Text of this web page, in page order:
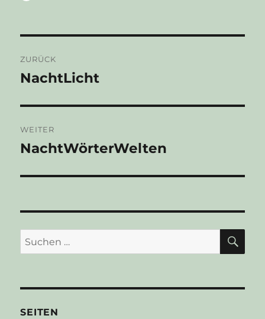
ZURÜCK
Vorheriger
NachtLicht
WEITER
Nächster
NachtWörterWelten
Suchen
nach:
SEITEN